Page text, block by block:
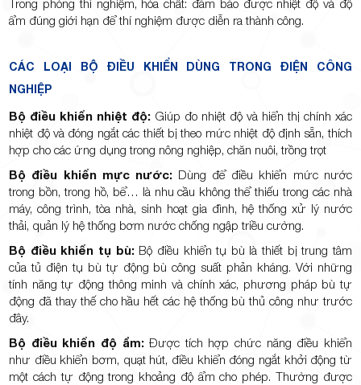
Trong phòng thí nghiệm, hóa chất: đảm bảo được nhiệt độ và độ
ẩm đúng giới hạn để thí nghiệm được diễn ra thành công.
CÁC LOẠI BỘ ĐIỀU KHIỂN DÙNG TRONG ĐIỆN CÔNG
NGHIỆP
Bộ điều khiển nhiệt độ: Giúp đo nhiệt độ và hiển thị chính xác
nhiệt độ và đóng ngắt các thiết bị theo mức nhiệt độ định sẵn, thích
hợp cho các ứng dụng trong nông nghiệp, chăn nuôi, trồng trọt
Bộ điều khiển mực nước: Dùng để điều khiển mức nước
trong bồn, trong hồ, bể… là nhu cầu không thể thiếu trong các nhà
máy, công trình, tòa nhà, sinh hoạt gia đình, hệ thống xử lý nước
thải, quản lý hệ thống bơm nước chống ngập triều cường.
Bộ điều khiển tụ bù: Bộ điều khiển tụ bù là thiết bị trung tâm
của tủ điện tụ bù tự động bù công suất phản kháng. Với những
tính năng tự động thông minh và chính xác, phương pháp bù tự
động đã thay thế cho hầu hết các hệ thống bù thủ công như trước
đây.
Bộ điều khiển độ ẩm:Được tích hợp chức năng điều khiển
như điều khiển bơm, quạt hút, điều khiển đóng ngắt khởi động từ
một cách tự động trong khoảng độ ẩm cho phép. Thường được